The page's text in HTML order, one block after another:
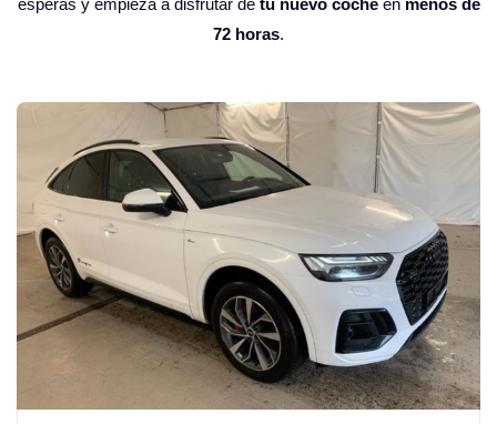
esperas y empieza a disfrutar de tu nuevo cocheen menos de
72 horas.